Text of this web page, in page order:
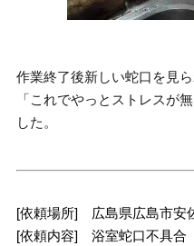
作業終了後新しい蛇口を見ら
「これでやっとストレスが
した。
[依頼場所] 広島県広島市安
[依頼内容] 浴室蛇口不具合